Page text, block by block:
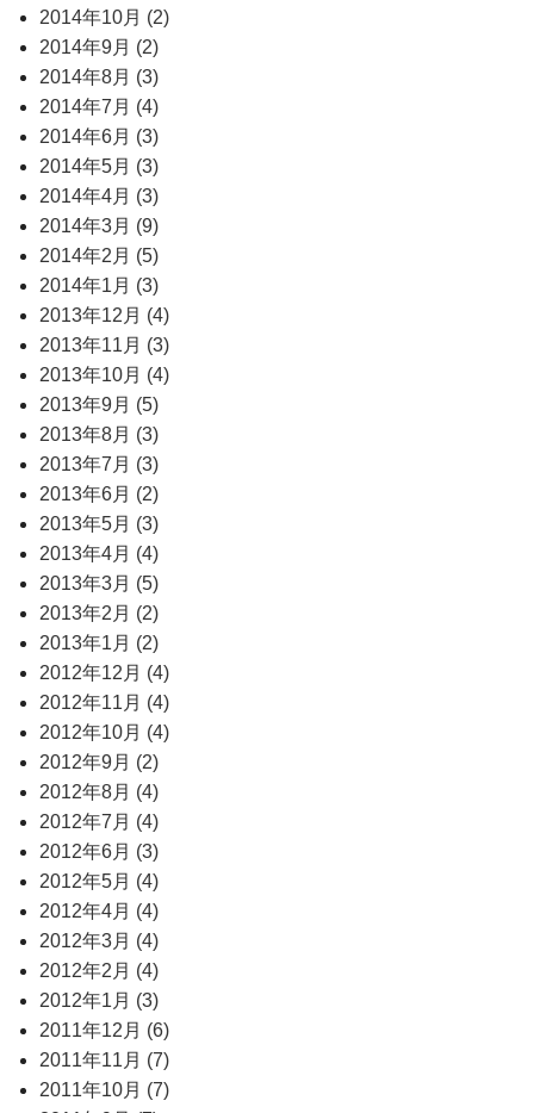
2014年10月 (2)
2014年9月 (2)
2014年8月 (3)
2014年7月 (4)
2014年6月 (3)
2014年5月 (3)
2014年4月 (3)
2014年3月 (9)
2014年2月 (5)
2014年1月 (3)
2013年12月 (4)
2013年11月 (3)
2013年10月 (4)
2013年9月 (5)
2013年8月 (3)
2013年7月 (3)
2013年6月 (2)
2013年5月 (3)
2013年4月 (4)
2013年3月 (5)
2013年2月 (2)
2013年1月 (2)
2012年12月 (4)
2012年11月 (4)
2012年10月 (4)
2012年9月 (2)
2012年8月 (4)
2012年7月 (4)
2012年6月 (3)
2012年5月 (4)
2012年4月 (4)
2012年3月 (4)
2012年2月 (4)
2012年1月 (3)
2011年12月 (6)
2011年11月 (7)
2011年10月 (7)